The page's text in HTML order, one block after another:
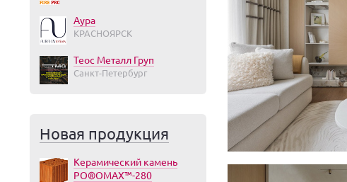
Аура
КРАСНОЯРСК
Теос Металл Груп
Санкт-Петербург
Новая продукция
Керамический камень
PO®OMAX™-280